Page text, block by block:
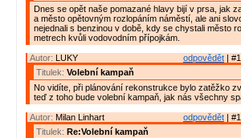
Dnes se opět naše pomazané hlavy bijí v prsa, jak
a město opětovným rozlopáním náměstí, ale ani
nejednali s benzinou v době, kdy se chystali město
metrech kvůli vodovodním přípojkám.
odpovědět |
Autor: LUKY
Titulek: Volební kampaň
No vidíte, při plánování rekonstrukce bylo zatěžko
teď z toho bude volební kampaň, jak nás všechny
odpovědět |
Autor: Milan Linhart
Titulek: Re:Volební kampaň